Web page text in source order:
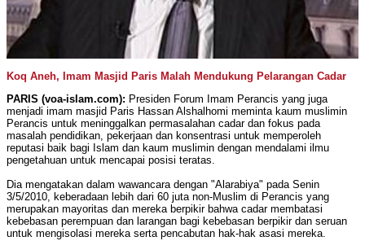
Koq Aneh, Imam Masjid Paris Malah Mendukung Pelarangan Cadar
PARIS (voa-islam.com): Presiden Forum Imam Perancis yang juga
menjadi imam masjid Paris Hassan Alshalhomi meminta kaum muslimin
Perancis untuk meninggalkan permasalahan cadar dan fokus pada
masalah pendidikan, pekerjaan dan konsentrasi untuk memperoleh
reputasi baik bagi Islam dan kaum muslimin dengan mendalami ilmu
pengetahuan untuk mencapai posisi teratas.
Dia mengatakan dalam wawancara dengan "Alarabiya" pada Senin
3/5/2010, keberadaan lebih dari 60 juta non-Muslim di Perancis yang
merupakan mayoritas dan mereka berpikir bahwa cadar membatasi
kebebasan perempuan dan larangan bagi kebebasan berpikir dan seruan
untuk mengisolasi mereka serta pencabutan hak-hak asasi mereka.